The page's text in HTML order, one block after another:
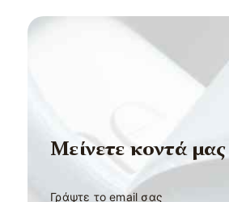
Mείνετε κοντά μας